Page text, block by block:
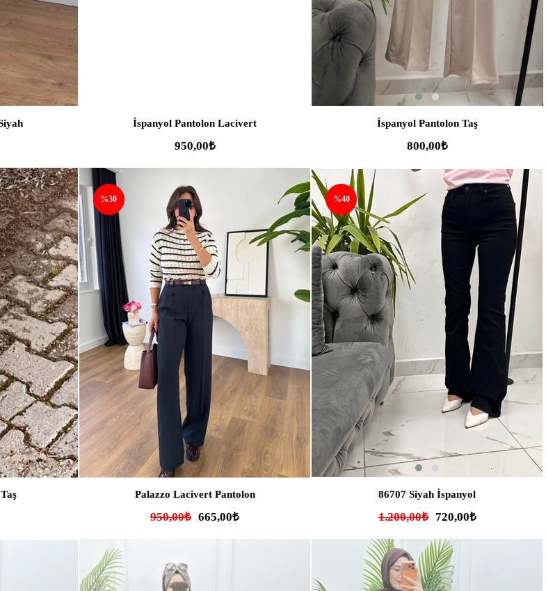
İspanyol Pantolon Lacivert
950,00₺
SEPETE EKLE
İspanyol Pantolon Taş
800,00₺
SEPETE EKLE
%30
Palazzo Lacivert Pantolon
665,00₺
950,00₺
SEPETE EKLE
%40
86707 Siyah İspanyol
720,00₺
1.200,00₺